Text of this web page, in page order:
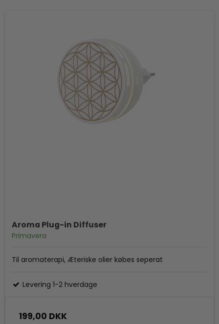
Aroma Plug-in Diffuser
Primavera
Til aromaterapi, Æteriske olier købes seperat
Levering 1-2 hverdage
199,00 DKK